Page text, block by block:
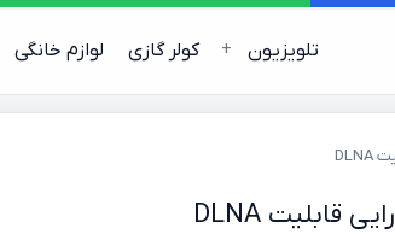
تلویزیون کولر گازی لوازم خانگی